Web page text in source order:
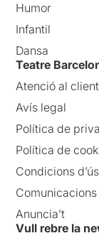
Humor
Infantil
Dansa
Teatre
Atenció al client
Avís legal
Política de
Política de
Condicions d’ús
Anuncia’t
Vull rebre la